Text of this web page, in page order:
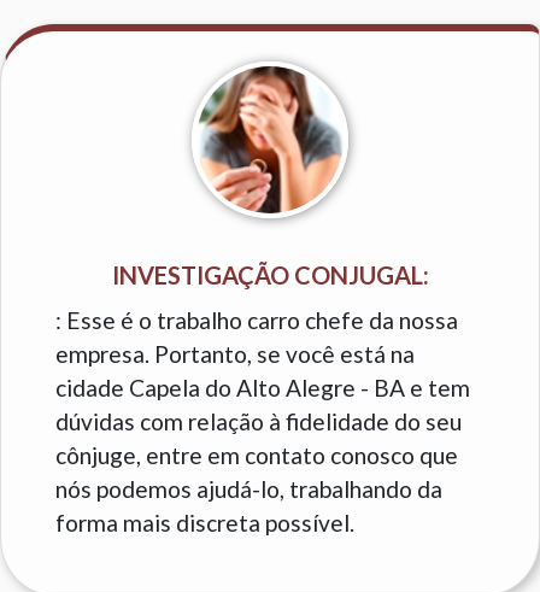
INVESTIGAÇÃO CONJUGAL:
: Esse é o trabalho carro chefe da nossa
empresa. Portanto, se você está na
cidade Capela do Alto Alegre - BA e tem
dúvidas com relação à fidelidade do seu
cônjuge, entre em contato conosco que
nós podemos ajudá-lo, trabalhando da
forma mais discreta possível.